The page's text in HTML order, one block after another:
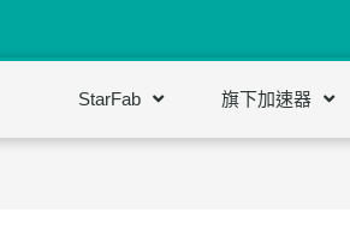
StarFab 旗下加速器